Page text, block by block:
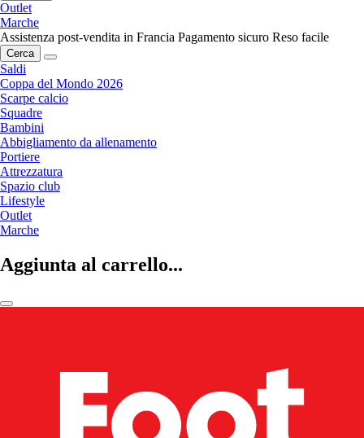
Outlet
Marche
Assistenza post-vendita in Francia Pagamento sicuro Reso facile
Cerca
Saldi
Coppa del Mondo 2026
Scarpe calcio
Squadre
Bambini
Abbigliamento da allenamento
Portiere
Attrezzatura
Spazio club
Lifestyle
Outlet
Marche
Aggiunta al carrello...